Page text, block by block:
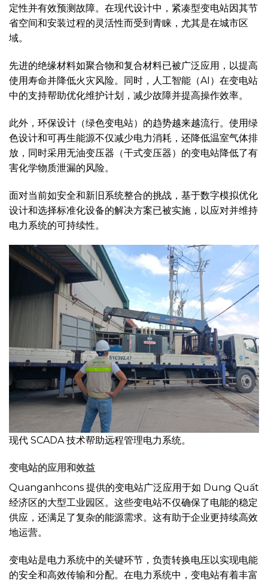
定性并有效预测故障。在现代设计中，紧凑型变电站因其节
省空间和安装过程的灵活性而受到青睐，尤其是在城市区
域。
先进的绝缘材料如聚合物和复合材料已被广泛应用，以提高
使用寿命并降低火灾风险。同时，人工智能（AI）在变电站
中的支持帮助优化维护计划，减少故障并提高操作效率。
此外，环保设计（绿色变电站）的趋势越来越流行。使用绿
色设计和可再生能源不仅减少电力消耗，还降低温室气体排
放，同时采用无油变压器（干式变压器）的变电站降低了有
害化学物质泄漏的风险。
面对当前如安全和新旧系统整合的挑战，基于数字模拟优化
设计和选择标准化设备的解决方案已被实施，以应对并维持
电力系统的可持续性。
现代 SCADA 技术帮助远程管理电力系统。
变电站的应用和效益
Quanganhcons 提供的变电站广泛应用于如 Dung Quất
经济区的大型工业园区。这些变电站不仅确保了电能的稳定
供应，还满足了复杂的能源需求。这有助于企业更持续高效
地运营。
变电站是电力系统中的关键环节，负责转换电压以实现电能
的安全和高效传输和分配。在电力系统中，变电站有着丰富